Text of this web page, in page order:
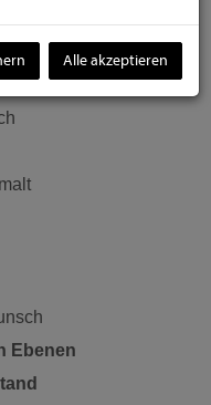
Ebenen
Alle akzeptieren